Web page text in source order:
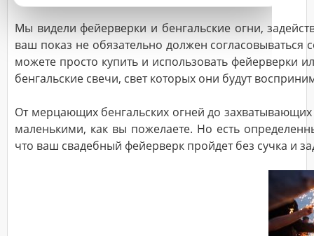
Мы видели фейерверки и бенгальские огни,
ваш показ не обязательно должен
можете просто купить и использовать фейерверки
бенгальские свечи, свет которых они будут
От мерцающих бенгальских огней до
маленькими, как вы пожелаете. Но есть
что ваш свадебный фейерверк пройдет без сучка и